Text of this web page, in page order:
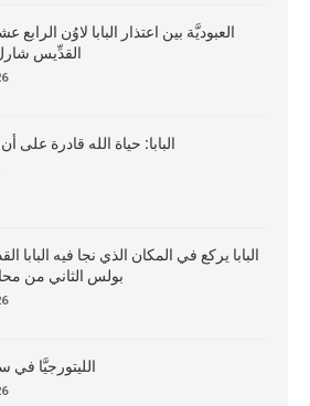
العبوديَّة بين اعتذار البابا لاوُن
القدِّيس
البابا: حياة الله قادرة على أن
البابا يركع في المكان الذي نجا فيه البابا
بولس الثاني من
الليتورجيَّا في